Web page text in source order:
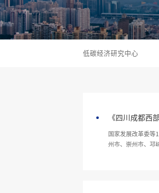
低碳经济研究中心
《四川成都西
国家发展改革委等
州市、崇州市、邛